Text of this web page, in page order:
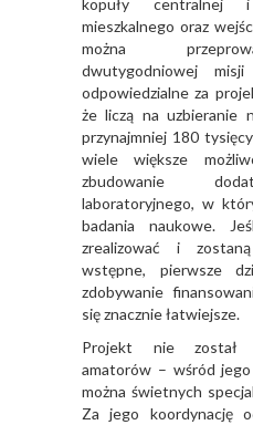
kopuły centralnej
mieszkalnego oraz
można
dwutygodniowej
odpowiedzialne za
że liczą na uzbieranie
przynajmniej 180
wiele większe
zbudowanie
laboratoryjnego, w
badania naukowe.
zrealizować i
wstępne, pierwsze
zdobywanie
się znacznie łatwiejsze.
Projekt nie został
amatorów – wśród
można świetnych
Za jego koordynację